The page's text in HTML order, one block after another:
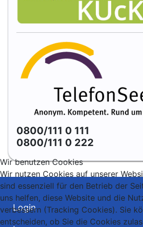
0800/111 0 111
0800/111 0 222
Login
Wir benutzen Cookies
Wir nutzen Cookies auf unserer
sind essenziell für den Betrieb der
uns helfen, diese Website und die
verbessern (Tracking Cookies). Sie
entscheiden, ob Sie die Cookies